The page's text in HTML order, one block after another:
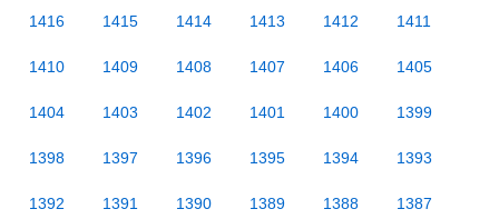
1416 1415 1414 1413 1412 1411
1410 1409 1408 1407 1406 1405
1404 1403 1402 1401 1400 1399
1398 1397 1396 1395 1394 1393
1392 1391 1390 1389 1388 1387